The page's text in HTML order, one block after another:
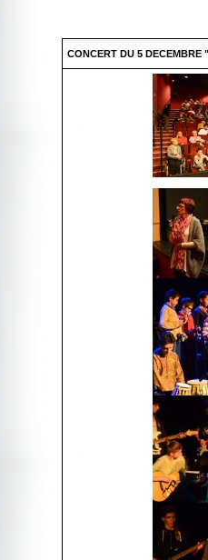
CONCERT DU 5 DECEMBRE